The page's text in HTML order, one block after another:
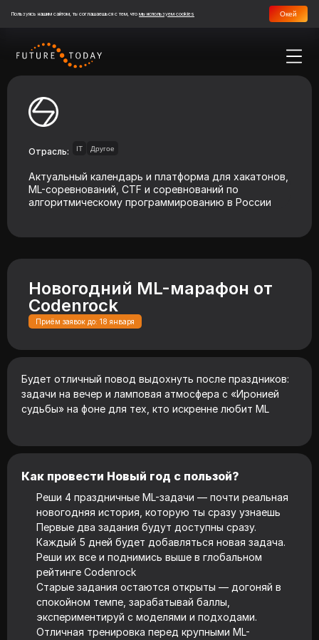
Пользуясь нашим сайтом, ты соглашаешься с тем, что мы используем cookies Окей
Отрасль: IT Другое
Актуальный календарь и платформа для хакатонов,
ML-соревнований, CTF и соревнований по
алгоритмическому программированию в России
Новогодний ML-марафон от
Codenrock
Приём заявок до: 18 января
Будет отличный повод выдохнуть после праздников:
задачи на вечер и ламповая атмосфера с «Иронией
судьбы» на фоне для тех, кто искренне любит ML
Как провести Новый год с пользой?
Реши 4 праздничные ML-задачи — почти реальная
новогодняя история, которую ты сразу узнаешь
Первые два задания будут доступны сразу.
Каждый 5 дней будет добавляться новая задача.
Реши их все и поднимись выше в глобальном
рейтинге Codenrock
Старые задания остаются открыты — догоняй в
спокойном темпе, зарабатывай баллы,
экспериментируй с моделями и подходами.
Отличная тренировка перед крупными ML-